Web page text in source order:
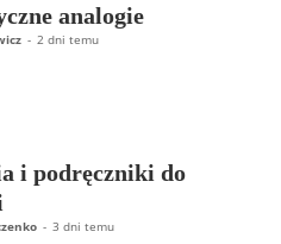
analogie
- 2 dni temu
i podręczniki do
- 3 dni temu